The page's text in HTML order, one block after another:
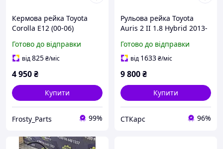
Кермова рейка Toyota
Corolla E12 (00-06)
Готово до відправки
від825₴/міс
4 950₴
Купити
Frosty_Parts 99%
Рульова рейка Toyota
Auris 2 II 1.8 Hybrid 2013-
Готово до відправки
від 1633₴/міс
9 800₴
Купити
СТКарс 96%